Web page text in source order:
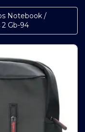
Notebook /
Gb-94